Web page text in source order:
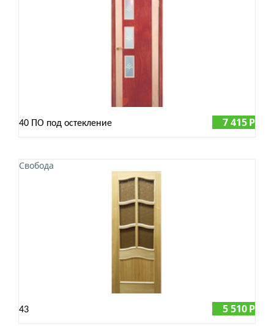
40 ПО под остекление 7 415Р
Свобода
43 5 510Р